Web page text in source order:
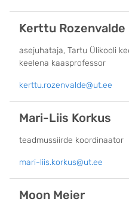
Kerttu Rozenvalde
asejuhataja, Tartu Ülikooli
keelena kaasprofessor
kerttu.rozenvalde@ut.ee
Mari-Liis Korkus
teadmussiirde koordinaator
mari-liis.korkus@ut.ee
Moon Meier